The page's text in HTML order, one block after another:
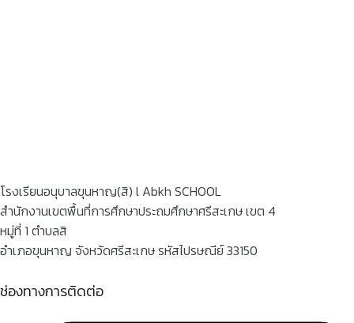
โรงเรียนอนุบาลขุนหาญ(สิ) l Abkh SCHOOL
สำนักงานเขตพื้นที่การศึกษาประถมศึกษาศรีสะเกษ เขต 4
หมู่ที่ 1 ตำบลสิ
อำเภอขุนหาญ จังหวัดศรีสะเกษ รหัสไปรษณีย์ 33150
ช่องทางการติดต่อ